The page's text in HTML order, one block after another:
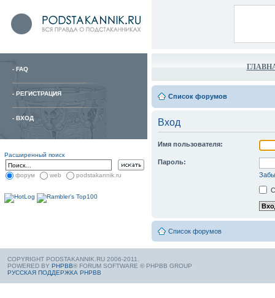
- FAQ
- РЕГИСТРАЦИЯ
- ВХОД
Расширенный поиск
форум web podstakannik.ru
Список форумов
Вход
Имя пользователя:
Пароль:
Список форумов
COPYRIGHT PODSTAKANNIK.RU 2006-2011.
POWERED BY PHPBB® FORUM SOFTWARE © PHPBB GROUP
РУССКАЯ ПОДДЕРЖКА PHPBB